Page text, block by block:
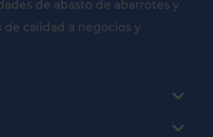
de abasto de abarrotes y
calidad a negocios y